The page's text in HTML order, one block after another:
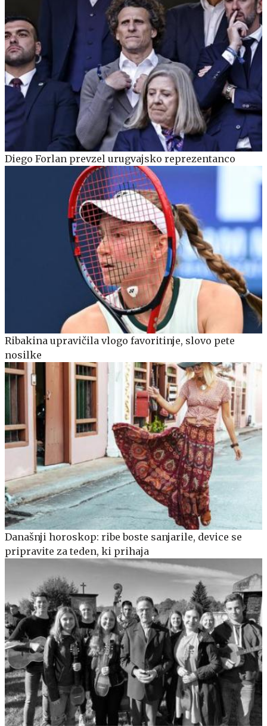
Diego Forlan prevzel urugvajsko reprezentanco
Ribakina upravičila vlogo favoritinje, slovo pete
nosilke
Današnji horoskop: ribe boste sanjarile, device se
pripravite za teden, ki prihaja